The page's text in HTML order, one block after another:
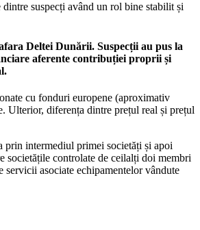
suspecți având un rol bine stabilit și
Deltei Dunării. Suspecții au pus la
aferente contribuției proprii și
cu fonduri europene (aproximativ
Ulterior, diferența dintre prețul real și prețul
prin intermediul primei societăți și apoi
societățile controlate de ceilalți doi membri
servicii asociate echipamentelor vândute